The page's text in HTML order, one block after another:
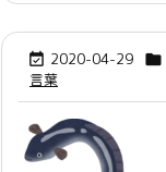
 2020-04-29 
言葉